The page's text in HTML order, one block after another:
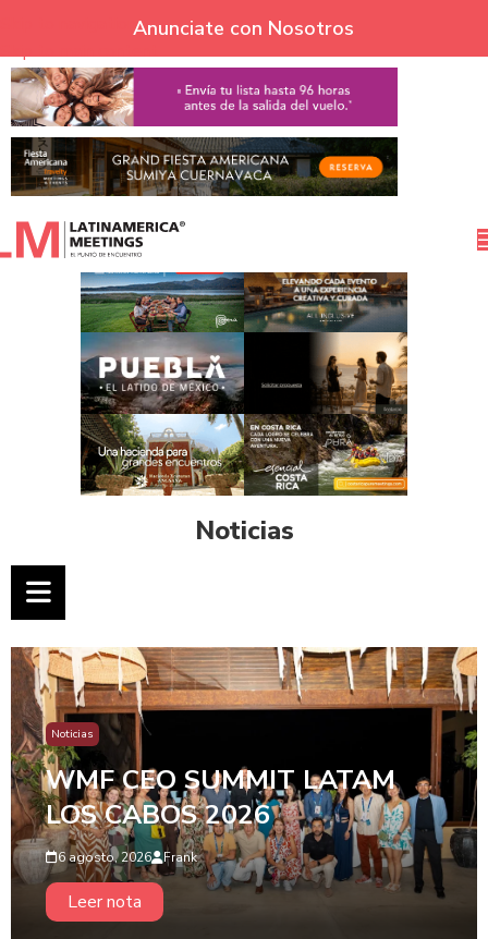
Skip to navigation
Skip to main content
Anunciate con Nosotros
Noticias
Noticias
WMF CEO SUMMIT LATAM
LOS CABOS 2026
6 agosto, 2026 Frank
Leer nota